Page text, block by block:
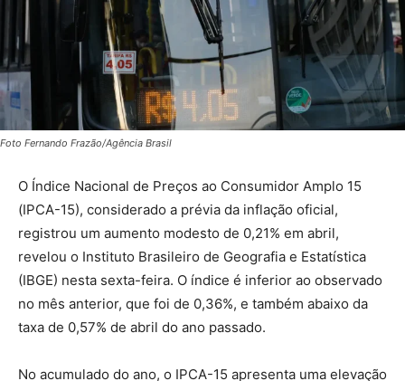
Foto Fernando Frazão/Agência Brasil
O Índice Nacional de Preços ao Consumidor Amplo 15
(IPCA-15), considerado a prévia da inflação oficial,
registrou um aumento modesto de 0,21% em abril,
revelou o Instituto Brasileiro de Geografia e Estatística
(IBGE) nesta sexta-feira. O índice é inferior ao observado
no mês anterior, que foi de 0,36%, e também abaixo da
taxa de 0,57% de abril do ano passado.
No acumulado do ano, o IPCA-15 apresenta uma elevação